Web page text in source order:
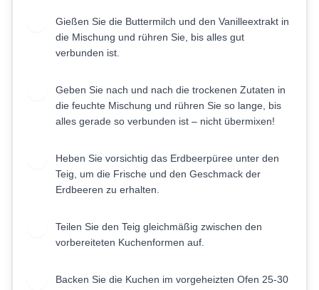
Gießen Sie die Buttermilch und den Vanilleextrakt in
die Mischung und rühren Sie, bis alles gut
verbunden ist.
Geben Sie nach und nach die trockenen Zutaten in
die feuchte Mischung und rühren Sie so lange, bis
alles gerade so verbunden ist – nicht übermixen!
Heben Sie vorsichtig das Erdbeerpüree unter den
Teig, um die Frische und den Geschmack der
Erdbeeren zu erhalten.
Teilen Sie den Teig gleichmäßig zwischen den
vorbereiteten Kuchenformen auf.
Backen Sie die Kuchen im vorgeheizten Ofen 25-30